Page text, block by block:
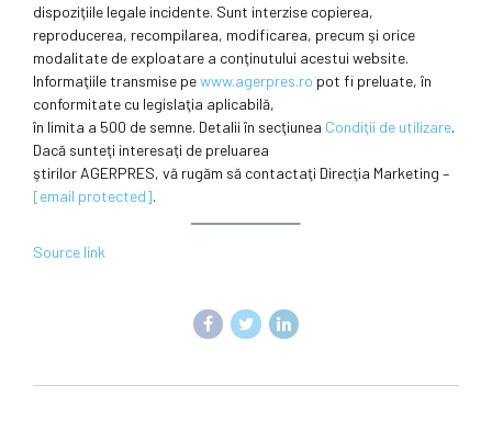
dispoziţiile legale incidente. Sunt interzise copierea,
reproducerea, recompilarea, modificarea, precum şi orice
modalitate de exploatare a conţinutului acestui website.
Informaţiile transmise pewww.agerpres.ro pot fi preluate, în
conformitate cu legislaţia aplicabilă,
în limita a 500 de semne. Detalii în secţiunea Condiţii de utilizare.
Dacă sunteţi interesaţi de preluarea
ştirilor AGERPRES, vă rugăm să contactaţi Direcţia Marketing –
[email protected].
Source link